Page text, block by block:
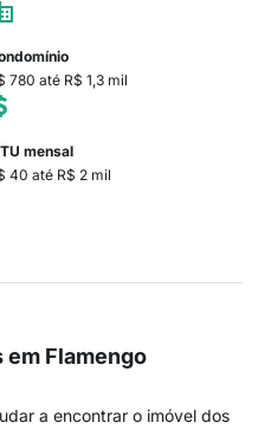
780 até R$ 1,3 mil
mensal
40 até R$ 2 mil
Flamengo
a encontrar o imóvel dos